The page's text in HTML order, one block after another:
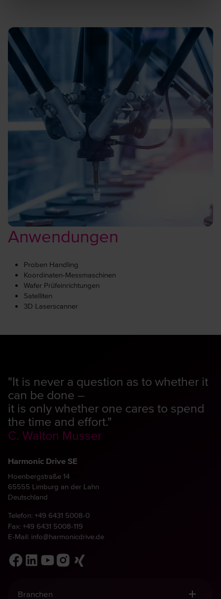
Anwendungen
Proben Handling
Koordinaten-Messmaschinen
Wafer Prüfeinrichtungen
Satelliten
3D Laserscanner
"It is never a question as to whether it
can be done –
it is only whether one cares to spend
the time and effort."
C. Walton Musser
Harmonic Drive SE
Hoenbergstraße 14
65555 Limburg an der Lahn
Deutschland
Telefon: +49 6431 5008-0
Fax: +49 6431 5008-119
E-Mail: info@harmonicdrive.de
Branchen